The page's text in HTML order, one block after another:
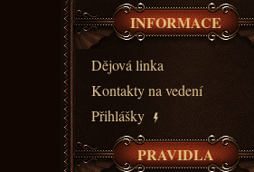
INFORMACE
Dějová linka
Kontakty na vedení
Přihlášky
PRAVIDLA